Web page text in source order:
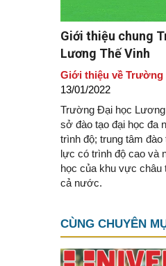
Giới thiệu chung
Lương Thế Vinh
Giới thiệu về Trường
13/01/2022
Trường Đại học
sở đào tạo đại học đa
trình độ; trung tâm đào
lực có trình độ cao và
học của khu vực châu
cả nước.
CÙNG CHUYÊN